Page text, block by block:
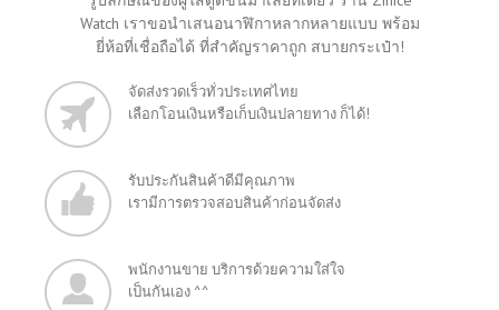
Watch เราขอนำเสนอนาฬิกาหลากหลายแบบ พร้อม
ยี่ห้อที่เชื่อถือได้ ที่สำคัญราคาถูก สบายกระเป๋า!
จัดส่งรวดเร็วทั่วประเทศไทย
เลือกโอนเงินหรือเก็บเงินปลายทาง ก็ได้!
รับประกันสินค้าดีมีคุณภาพ
เรามีการตรวจสอบสินค้าก่อนจัดส่ง
พนักงานขาย บริการด้วยความใส่ใจ
เป็นกันเอง ^^